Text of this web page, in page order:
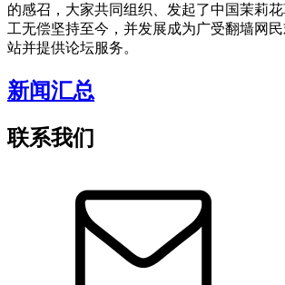
的感召，大家共同组织、发起了中国茉莉
工无偿坚持至今，并发展成为广受翻墙网
站并提供论坛服务。
新闻汇总
联系我们